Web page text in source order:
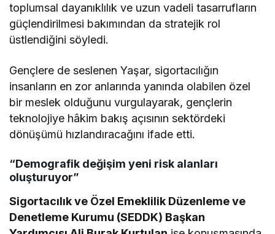
toplumsal dayanıklılık ve uzun vadeli tasarrufların
güçlendirilmesi bakımından da stratejik rol
üstlendiğini söyledi.
Gençlere de seslenen Yaşar, sigortacılığın
insanların en zor anlarında yanında olabilen özel
bir meslek olduğunu vurgulayarak, gençlerin
teknolojiye hâkim bakış açısının sektördeki
dönüşümü hızlandıracağını ifade etti.
“Demografik değişim yeni risk alanları
oluşturuyor”
Sigortacılık ve Özel Emeklilik Düzenleme ve
Denetleme Kurumu (SEDDK) Başkan